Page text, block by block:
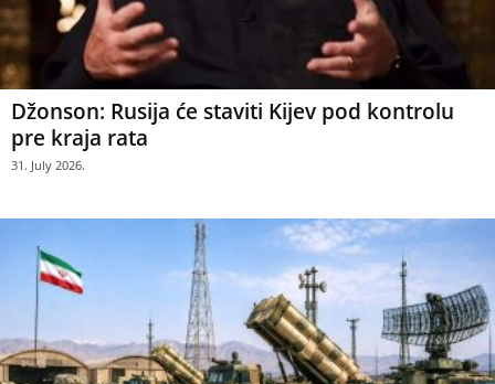
Džonson: Rusija će staviti Kijev pod kontrolu
pre kraja rata
31. July 2026.